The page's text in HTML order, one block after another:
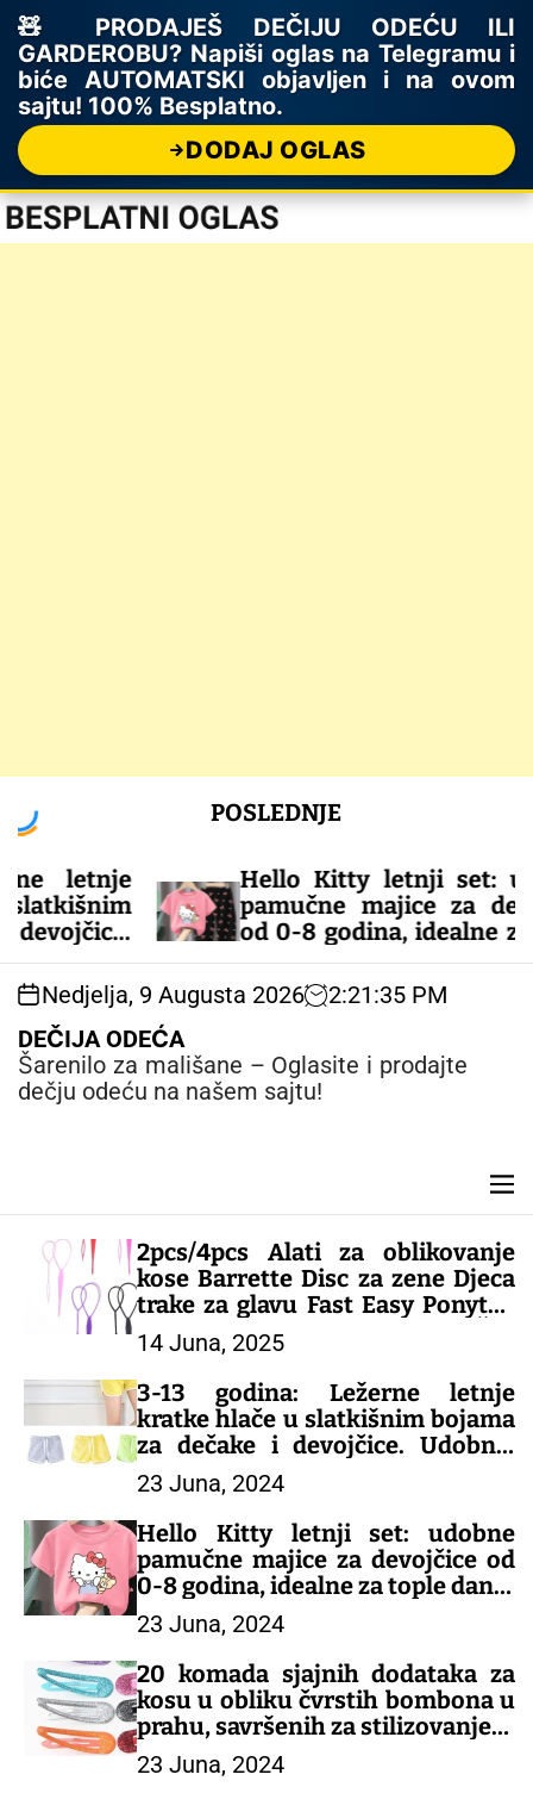
🧸 PRODAJEŠ DEČIJU ODEĆU ILI
GARDEROBU? Napiši oglas na Telegramu i
biće AUTOMATSKI objavljen i na ovom
sajtu! 100% Besplatno.
DODAJ OGLAS
o
POSLEDNJE
za
Hello Kitty letnji set: udobne
pamučne majice za devojčice
od 0-8 godina, idealne za tople
dane!
– DEČIJA ODEĆA
Nedjelja, 9 Augusta 2026 2:21:35 PM
DEČIJA ODEĆA
Šarenilo za mališane – Oglasite i prodajte
dečju odeću na našem sajtu!
M
e
n
u
2pcs/4pcs Alati za oblikovanje
kose Barrette Disc za zene Djeca
trake za glavu Fast Easy Ponytail
Creator dodaci za kosu – DEČIJI
KOMPLETI
14 Juna, 2025
3-13 godina: Ležerne letnje
kratke hlače u slatkišnim bojama
za dečake i devojčice. Udobne,
šarene i savršene za tople dane!
– DEČIJE PANTALONE
23 Juna, 2024
Hello Kitty letnji set: udobne
pamučne majice za devojčice od
0-8 godina, idealne za tople dane!
– DEČIJA ODEĆA
23 Juna, 2024
20 komada sjajnih dodataka za
kosu u obliku čvrstih bombona u
prahu, savršenih za stilizovanje!
– DEČIJI KOMPLETI
23 Juna, 2024